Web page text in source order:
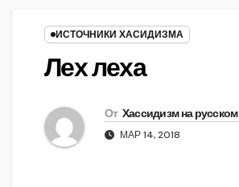
ИСТОЧНИКИ ХАСИДИЗМА
Лех леха
От Хассидизм на русском
МАР 14, 2018